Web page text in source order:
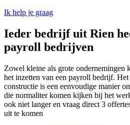
Ik help je graag
Ieder bedrijf uit Rien
payroll bedrijven
Zowel kleine als grote ondernemingen
het inzetten van een payroll bedrijf.
constructie is een eenvoudige manier
die normaliter komen kijken bij het
ook niet langer en vraag direct 3
uit te komen